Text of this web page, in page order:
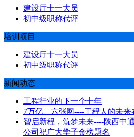
建设厅十一大员
初中级职称代评
培训项目
建设厅十一大员
初中级职称代评
新闻动态
工程行业的下一个十年
‌7万亿、六张网----工程人的未来
智启新程，筑梦未来----陕西中
公司祝广大学子金榜题名